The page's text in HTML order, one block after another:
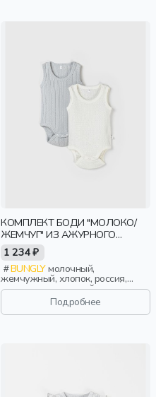
КОМПЛЕКТ БОДИ "МОЛОКО/
ЖЕМЧУГ" ИЗ АЖУРНОГО
ХЛОПКА 0+
1 234 ₽
BUNGLYмолочный,
жемчужный, хлопок, россия,
ажур, повседневный, малыши,
Подробнее